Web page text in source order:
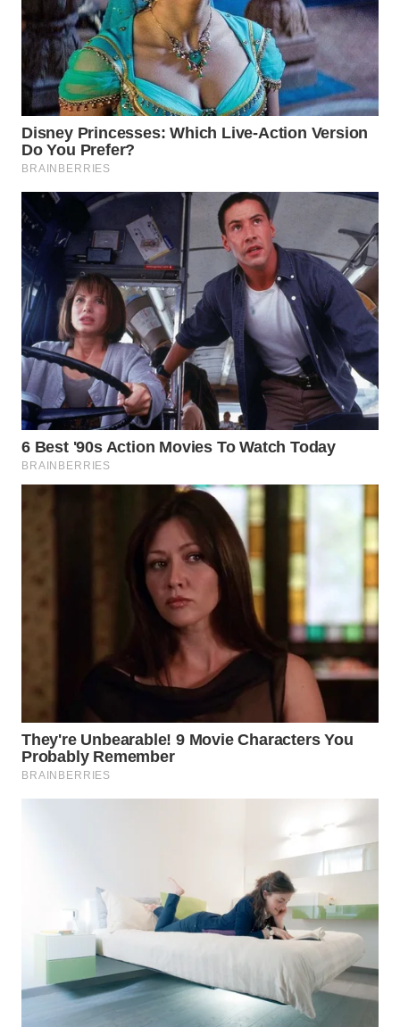
TEBING
TINGGI
WN
PAKPAK
WN
KARAWANG
WN
BEKASI
BOGOR
WN
DEPOK
WN
TAPANULI
UTARA
PADANG
SUMEDANG
CIANJUR
WN
WN
CIREBON